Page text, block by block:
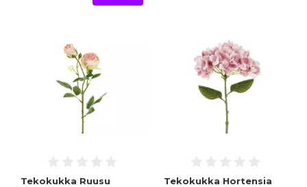
Tekokukka Ruusu
Tekokukka Hortensia